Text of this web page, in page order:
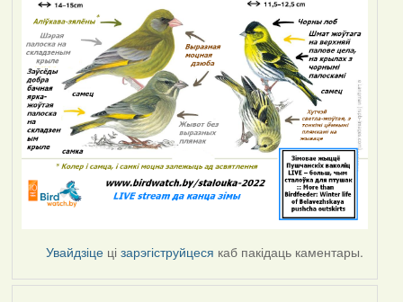
Увайдзіце цізарэгіструйцеся каб пакідаць каментары.